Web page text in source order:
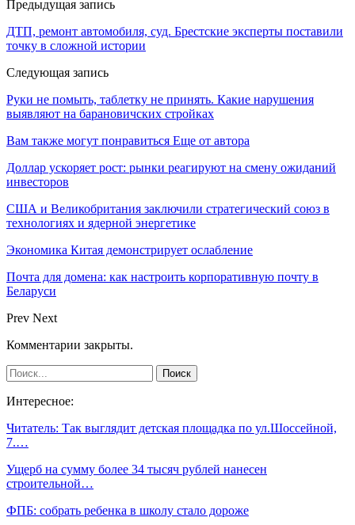
Предыдущая запись
ДТП, ремонт автомобиля, суд. Брестские эксперты поставили
точку в сложной истории
Следующая запись
Руки не помыть, таблетку не принять. Какие нарушения
выявляют на барановичских стройках
Вам также могут понравиться Еще от автора
Доллар ускоряет рост: рынки реагируют на смену ожиданий
инвесторов
США и Великобритания заключили стратегический союз в
технологиях и ядерной энергетике
Экономика Китая демонстрирует ослабление
Почта для домена: как настроить корпоративную почту в
Беларуси
Prev Next
Комментарии закрыты.
Интересное:
Читатель: Так выглядит детская площадка по ул.Шоссейной,
7.…
Ущерб на сумму более 34 тысяч рублей нанесен
строительной…
ФПБ: собрать ребенка в школу стало дороже